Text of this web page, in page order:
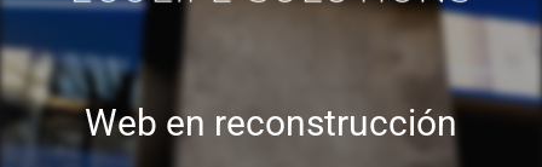
Web en reconstrucción